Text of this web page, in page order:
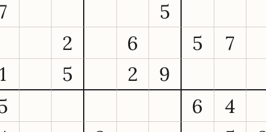
5
2
6 5
7
5 2
9
6
4